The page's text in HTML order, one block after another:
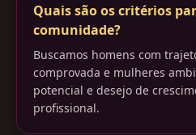
Quais são os critérios
comunidade?
Buscamos homens com
comprovada e mulheres
potencial e desejo de
profissional.